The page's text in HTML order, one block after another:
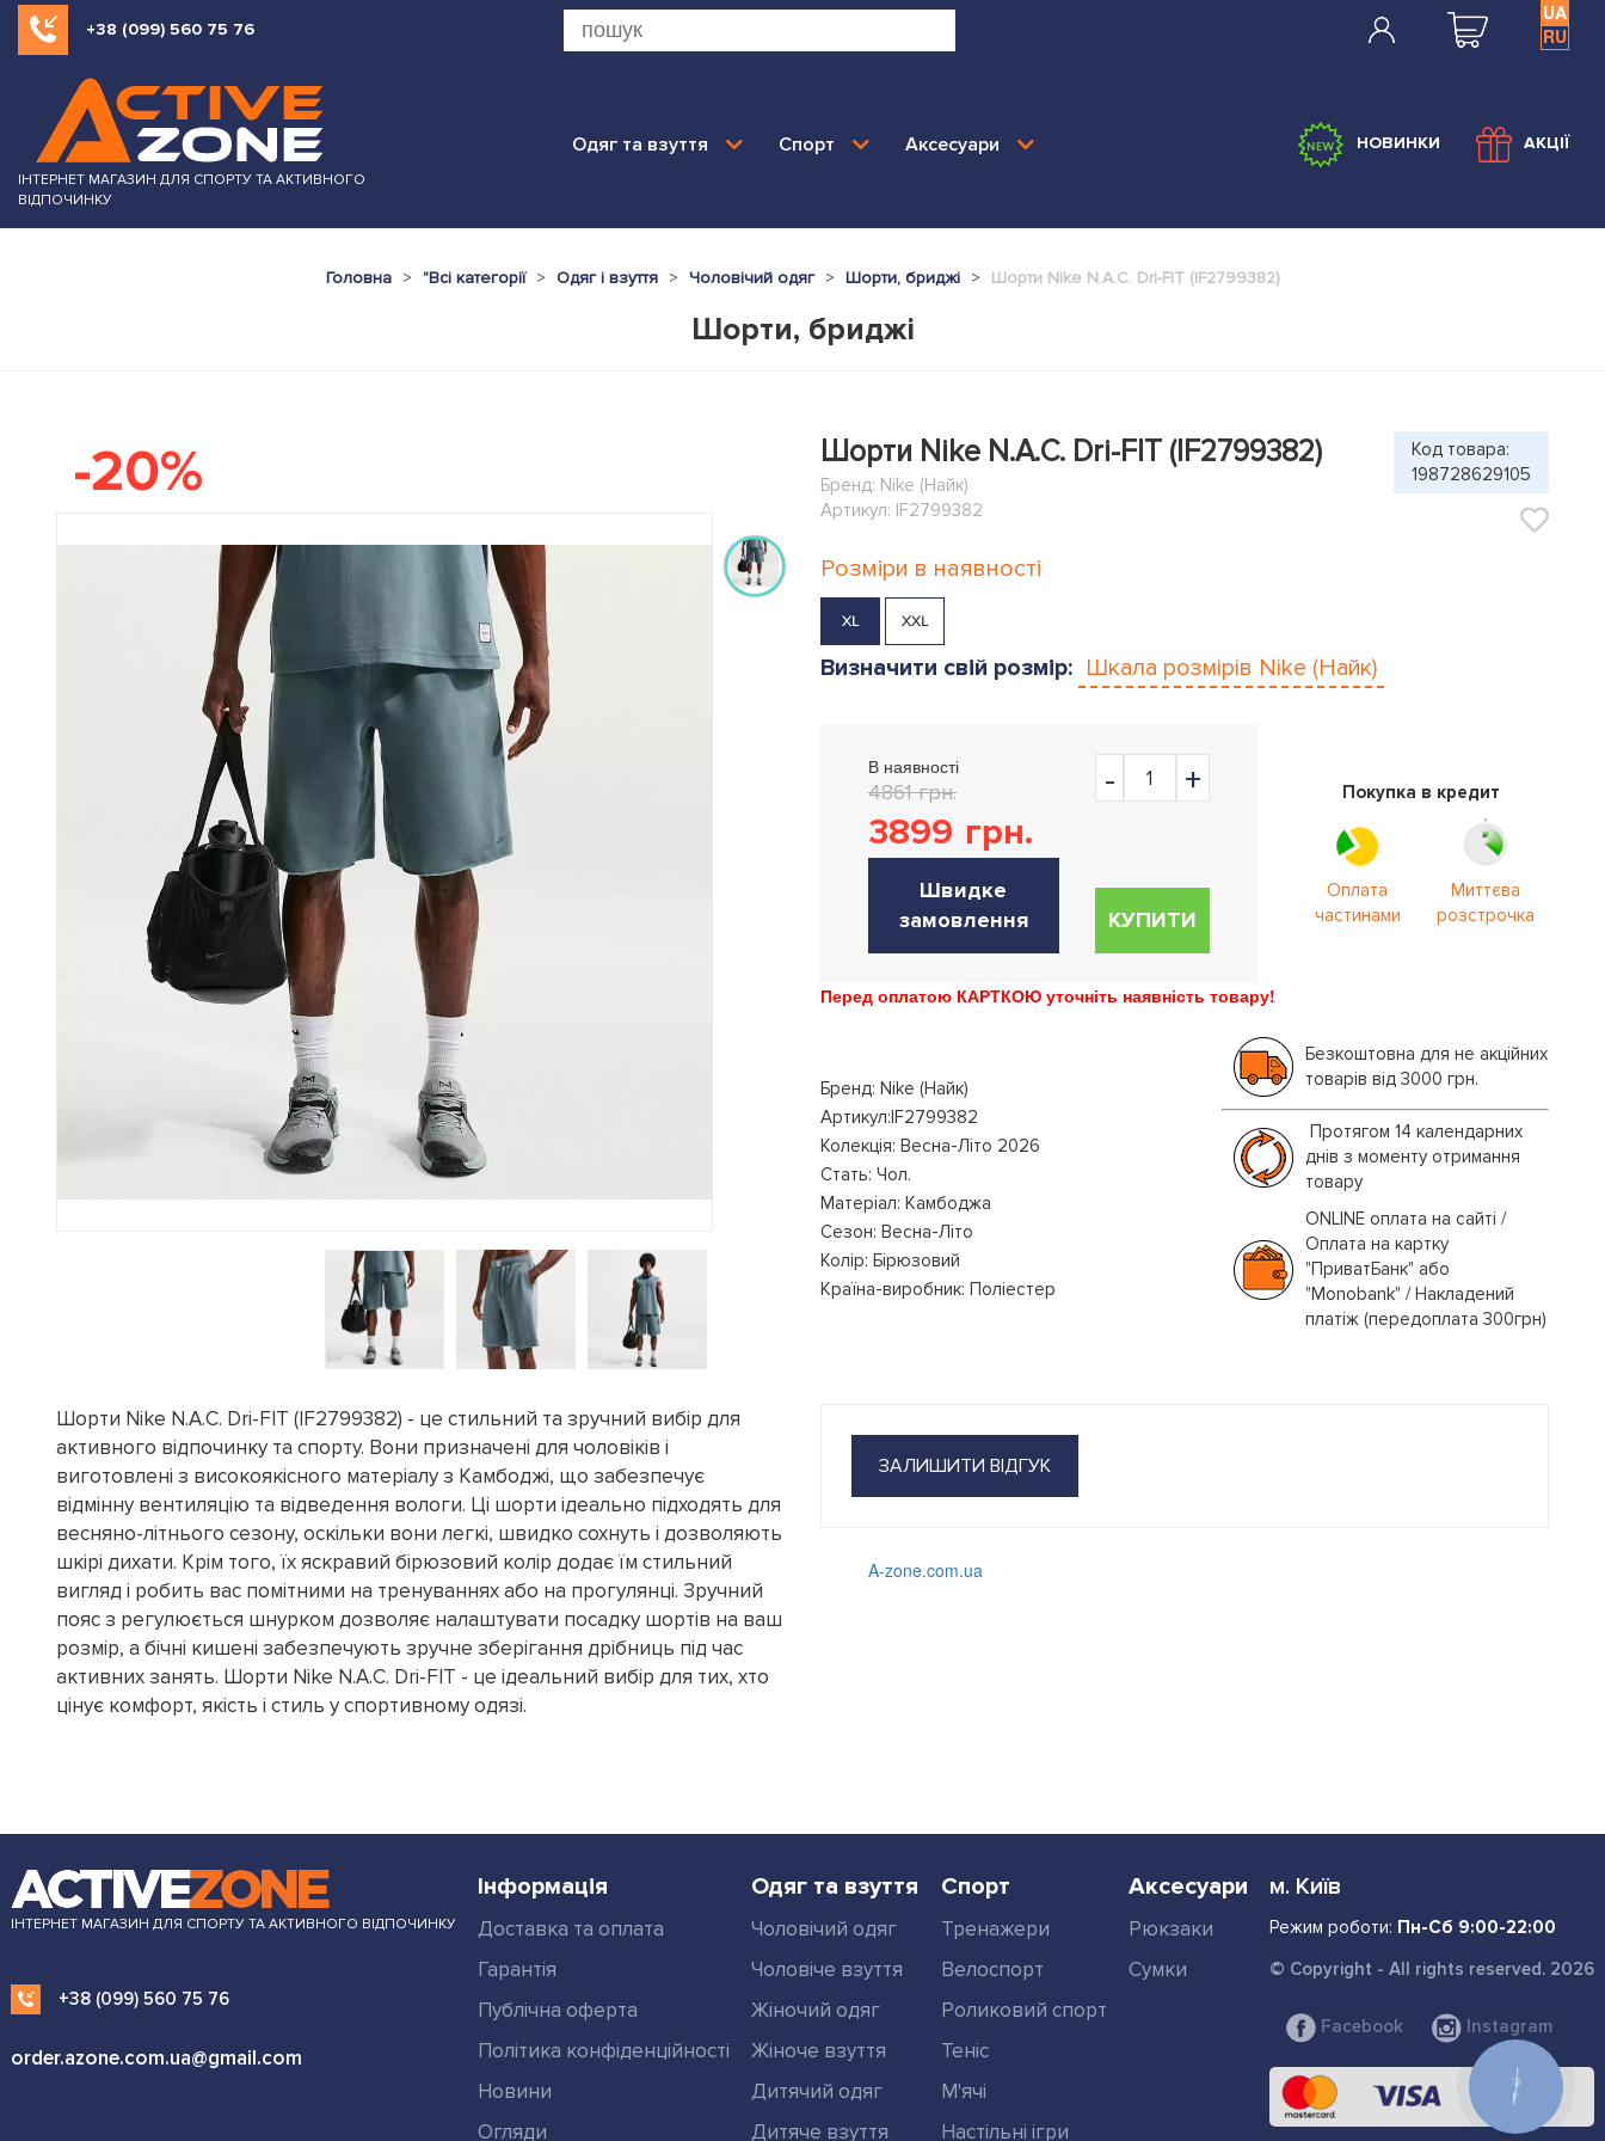
+38 (099) 560 75 76
UA
RU
ІНТЕРНЕТ МАГАЗИН ДЛЯ СПОРТУ ТА АКТИВНОГО
ВІДПОЧИНКУ
Одяг та взуття Спорт Аксесуари НОВИНКИ АКЦІЇ
Головна "Всі категорії Одяг і взуття Чоловічий одяг Шорти, бриджі Шорти Nike N.A.C. Dri-FIT (IF2799382)
Шорти, бриджі
-20%
Шорти Nike N.A.C. Dri-FIT (IF2799382) - це стильний та зручний вибір для
активного відпочинку та спорту. Вони призначені для чоловіків і
виготовлені з високоякісного матеріалу з Камбоджі, що забезпечує
відмінну вентиляцію та відведення вологи. Ці шорти ідеально підходять для
весняно-літнього сезону, оскільки вони легкі, швидко сохнуть і дозволяють
шкірі дихати. Крім того, їх яскравий бірюзовий колір додає їм стильний
вигляд і робить вас помітними на тренуваннях або на прогулянці. Зручний
пояс з регулюється шнурком дозволяє налаштувати посадку шортів на ваш
розмір, а бічні кишені забезпечують зручне зберігання дрібниць під час
активних занять. Шорти Nike N.A.C. Dri-FIT - це ідеальний вибір для тих, хто
цінує комфорт, якість і стиль у спортивному одязі.
Шорти Nike N.A.C. Dri-FIT (IF2799382)
Бренд: Nike (Найк)
Артикул: IF2799382
Код товара:
198728629105
Розміри в наявності
XL XXL
Визначити свій розмір: Шкала розмірів Nike (Найк)
В наявності
4861 грн.
3899 грн.
Швидке
замовлення
КУПИТИ
Покупка в кредит
Оплата
частинами
Миттєва
розстрочка
Перед оплатою КАРТКОЮ уточніть наявність товару!
Бренд: Nike (Найк)
Артикул:IF2799382
Колекція: Весна-Літо 2026
Стать: Чол.
Матеріал: Камбоджа
Сезон: Весна-Літо
Колір: Бірюзовий
Країна-виробник: Поліестер
Безкоштовна для не акційних
товарів від 3000 грн.
Протягом 14 календарних
днів з моменту отримання
товару
ONLINE оплата на сайті /
Оплата на картку
"ПриватБанк" або
"Monobank" / Накладений
платіж (передоплата 300грн)
ЗАЛИШИТИ ВІДГУК
A-zone.com.ua
ІНТЕРНЕТ МАГАЗИН ДЛЯ СПОРТУ ТА АКТИВНОГО ВІДПОЧИНКУ
+38 (099) 560 75 76
order.azone.com.ua@gmail.com
Інформація
Доставка та оплата
Гарантія
Публічна оферта
Політика конфіденційності
Новини
Огляди
Одяг та взуття
Чоловічий одяг
Чоловіче взуття
Жіночий одяг
Жіноче взуття
Дитячий одяг
Дитяче взуття
Спорт
Тренажери
Велоспорт
Роликовий спорт
Теніс
М'ячі
Настільні ігри
Аксесуари
Рюкзаки
Сумки
м. Київ
Режим роботи: Пн-Сб 9:00-22:00
© Copyright - All rights reserved. 2026
Facebook Instagram
КНОПКА
СВЯЗИ